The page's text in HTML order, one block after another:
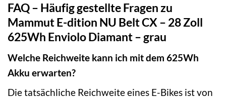
FAQ – Häufig gestellte Fragen zu
Mammut E-dition NU Belt CX – 28 Zoll
625Wh Enviolo Diamant – grau
Welche Reichweite kann ich mit dem 625Wh
Akku erwarten?
Die tatsächliche Reichweite eines E-Bikes ist von